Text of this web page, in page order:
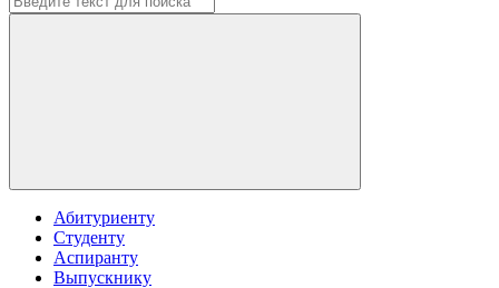
Абитуриенту
Студенту
Аспиранту
Выпускнику